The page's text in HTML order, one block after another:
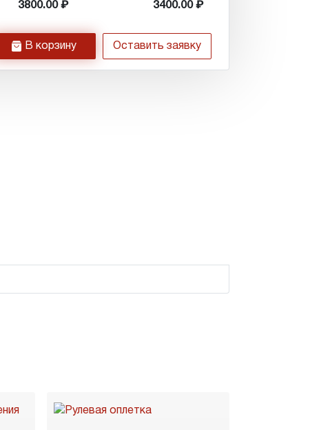
3800.00 3400.00
h В корзину Оставить заявку